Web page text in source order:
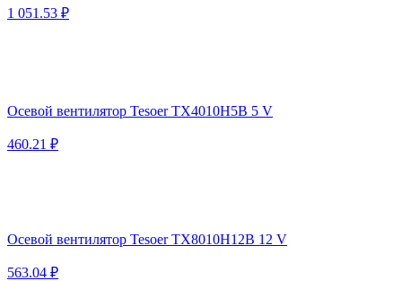
1 051.53 ₽
Осевой вентилятор Tesoer TX4010H5B 5 V
460.21 ₽
Осевой вентилятор Tesoer TX8010H12B 12 V
563.04 ₽